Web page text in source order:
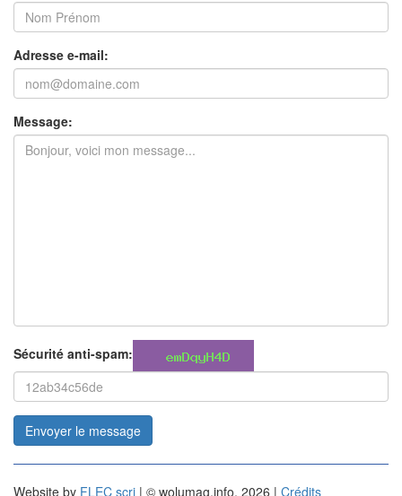
Adresse e-mail:
Message:
Sécurité anti-spam:
Envoyer le message
Website by FLEC scri | © wolumag.info, 2026 | Crédits